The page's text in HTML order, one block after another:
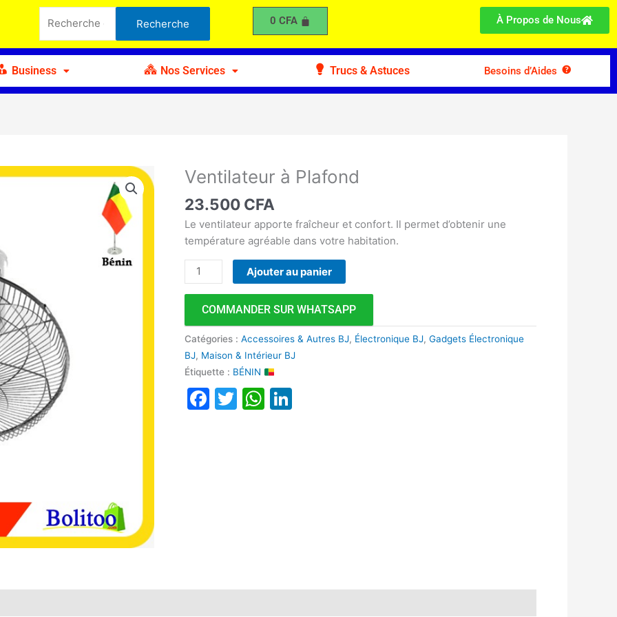
pour :
Recherche 0 CFA À Propos de Nous
Business Nos Services Trucs & Astuces Besoins d’Aides
Ventilateur à Plafond
23.500 CFA
Le ventilateur apporte fraîcheur et confort. Il permet d’obtenir une
température agréable dans votre habitation.
quantité
Ventilateur
à
Plafond
Ajouter au panier
COMMANDER SUR WHATSAPP
Catégories :Accessoires & Autres BJ, Électronique BJ,Gadgets Électronique
BJ, Maison & Intérieur BJ
Étiquette : BÉNIN
Facebook
TwitterWhatsApp